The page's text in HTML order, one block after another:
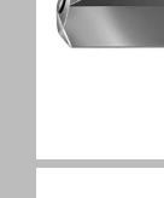
Français